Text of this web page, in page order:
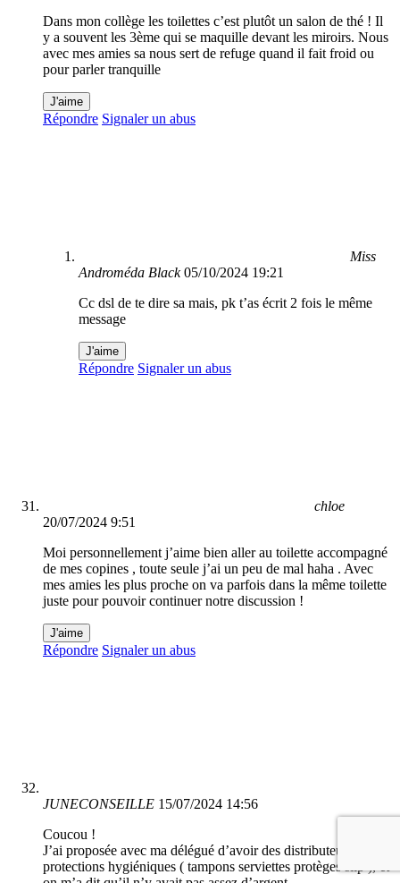
Dans mon collège les toilettes c’est plutôt un salon de thé ! Il
y a souvent les 3ème qui se maquille devant les miroirs. Nous
avec mes amies sa nous sert de refuge quand il fait froid ou
pour parler tranquille
J'aime
Répondre Signaler un abus
Miss
Androméda Black 05/10/2024 19:21
Cc dsl de te dire sa mais, pk t’as écrit 2 fois le même
message
J'aime
Répondre Signaler un abus
chloe
20/07/2024 9:51
Moi personnellement j’aime bien aller au toilette accompagné
de mes copines , toute seule j’ai un peu de mal haha . Avec
mes amies les plus proche on va parfois dans la même toilette
juste pour pouvoir continuer notre discussion !
J'aime
Répondre Signaler un abus
JUNECONSEILLE 15/07/2024 14:56
Coucou !
J’ai proposée avec ma délégué d’avoir des distributeurs de
protections hygiéniques ( tampons serviettes protèges slip ), et